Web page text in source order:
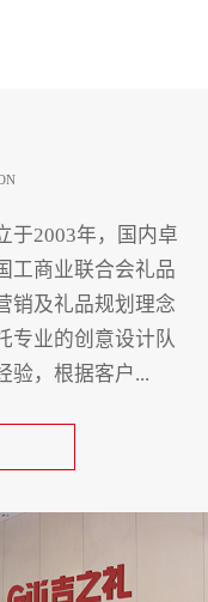
于2003年，国内卓
工商业联合会礼品
销及礼品规划理念
专业的创意设计队
验，根据客户...